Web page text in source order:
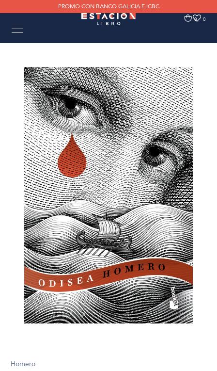
PROMO CON BANCO GALICIA E ICBC
0 0
Homero